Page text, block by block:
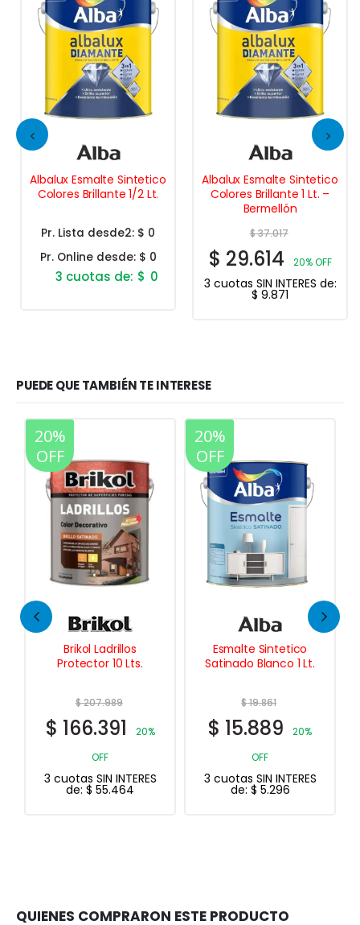
Albalux Esmalte Sintetico
Colores Brillante 1/2 Lt.
Pr. Lista desde2: $ 0
Pr. Online desde: $ 0
$ 0
Albalux Esmalte Sintetico
Colores Brillante 1 Lt. –
Bermellón
$37.017
$ 29.614 20% OFF
3 cuotas SIN INTERES de:
$ 9.871
PUEDE QUE TAMBIÉN TE INTERESE
20%
OFF
Esmalte Sintetico
Satinado Blanco 1 Lt.
$19.861
$ 15.889
20%
OFF
3 cuotas SIN INTERES
de:$5.296
20%
OFF
Laca Melacrilica 4
Lts.
$221.629
$177.303
20%
OFF
3 cuotas SIN INTERES
de: $ 59.101